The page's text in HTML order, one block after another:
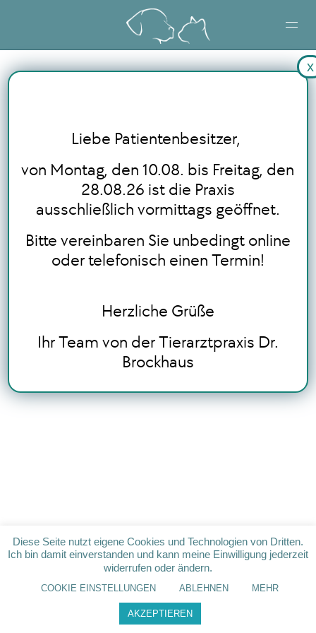
BLOG
ONLINE TERMINBUCHUNG
Diese Seite nutzt eigene Cookies und Technologien von Dritten.
Ich bin damit einverstanden und kann meine Einwilligung jederzeit
widerrufen oder ändern.
COOKIE EINSTELLUNGEN ABLEHNEN MEHR
AKZEPTIEREN
Liebe Patientenbesitzer,
von Montag, den 10.08. bis Freitag, den
28.08.26 ist die Praxis
ausschließlich vormittags geöffnet.
Bitte vereinbaren Sie unbedingt online
oder telefonisch einen Termin!
Herzliche Grüße
Ihr Team von der Tierarztpraxis Dr.
Brockhaus
x